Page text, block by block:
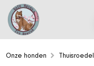
Onze honden Thuisroedel